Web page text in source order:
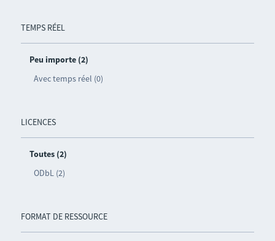
TEMPS RÉEL
Peu importe (2)
Avec temps réel (0)
LICENCES
Toutes (2)
ODbL (2)
FORMAT DE RESSOURCE